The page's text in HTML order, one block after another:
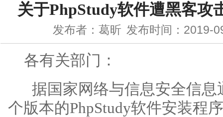
多媒体中心
关于PhpStudy软件遭黑客攻
发布者：葛昕 发布时间：2019-
各有关部门：
据国家网络与信息安全信
个版本的PhpStudy软件安装程